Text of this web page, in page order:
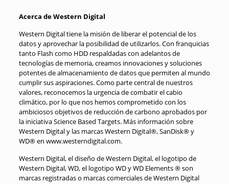
Acerca de Western Digital
Western Digital tiene la misión de liberar el potencial de los
datos y aprovechar la posibilidad de utilizarlos. Con franquicias
tanto Flash como HDD respaldadas con adelantos de
tecnologías de memoria, creamos innovaciones y soluciones
potentes de almacenamiento de datos que permiten al mundo
cumplir sus aspiraciones. Como parte central de nuestros
valores, reconocemos la urgencia de combatir el cabio
climático, por lo que nos hemos comprometido con los
ambiciosos objetivos de reducción de carbono aprobados por
la iniciativa Science Based Targets. Más información sobre
Western Digital y las marcas Western Digital®, SanDisk® y
WD® en www.westerndigital.com.
Western Digital, el diseño de Western Digital, el logotipo de
Western Digital, WD, el logotipo WD y WD Elements ® son
marcas registradas o marcas comerciales de Western Digital